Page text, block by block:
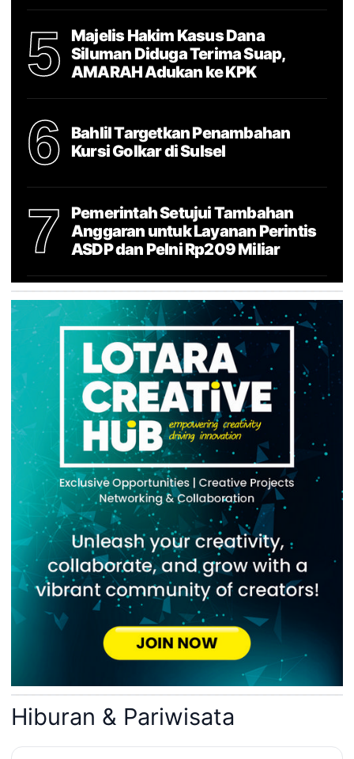
5
Majelis Hakim Kasus Dana
Siluman Diduga Terima Suap,
AMARAH Adukan ke KPK
6
Bahlil Targetkan Penambahan
Kursi Golkar di Sulsel
7
Pemerintah Setujui Tambahan
Anggaran untuk Layanan Perintis
ASDP dan Pelni Rp209 Miliar
Hiburan & Pariwisata